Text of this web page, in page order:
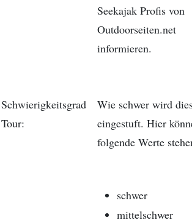
Seekajak Profis von
Outdoorseiten.net
informieren.
Schwierigkeitsgrad
Tour:
Wie schwer wird
eingestuft. Hier
folgende Werte
schwer
mittelschwer